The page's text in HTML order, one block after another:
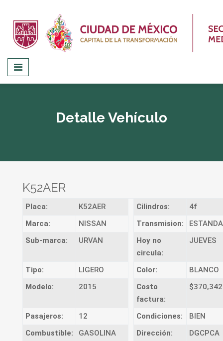
Detalle Vehículo
K52AER
Placa: K52AER Cilindros:
4f
Marca:
NISSAN Transmision:
Sub-marca:
URVAN
Hoy no
circula:
JUEVES
Tipo: LIGERO Color:
BLANCO
Modelo:
2015
Costo
factura:
Pasajeros: 12 Condiciones:
BIEN
Combustible:
GASOLINA Dirección:
DGCPCA